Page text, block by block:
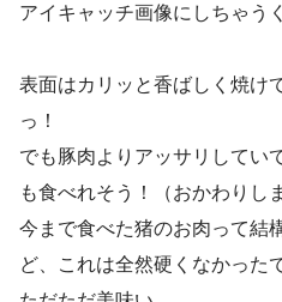
アイキャッチ画像にしちゃう
表面はカリッと香ばしく焼け
っ！
でも豚肉よりアッサリしてい
も食べれそう！（おかわりし
今まで食べた猪のお肉って結
ど、これは全然硬くなかった